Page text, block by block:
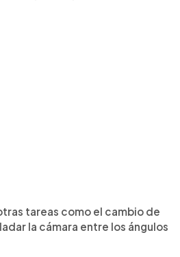
tareas como el cambio de
la cámara entre los ángulos